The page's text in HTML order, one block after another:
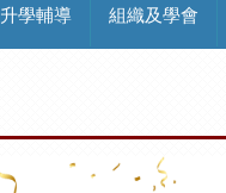
升學輔導 組織及學會